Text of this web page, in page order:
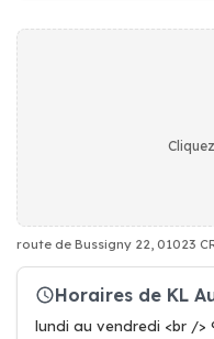
route de Bussigny 22, 01023
Horaires de KL
lundi au vendredi <br />